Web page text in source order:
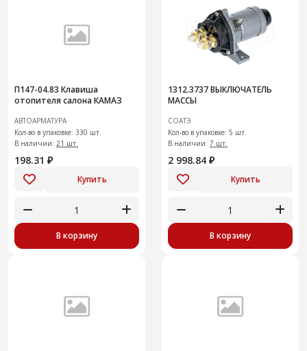
П147-04.83 Клавиша
отопителя салона КАМАЗ
АВТОАРМАТУРА
Кол-во в упаковке: 330 шт.
В наличии: 21 шт.
198.31 ₽
Купить
В корзину
1312.3737 ВЫКЛЮЧАТЕЛЬ
МАССЫ
СОАТЭ
Кол-во в упаковке: 5 шт.
В наличии: 7 шт.
2 998.84 ₽
Купить
В корзину